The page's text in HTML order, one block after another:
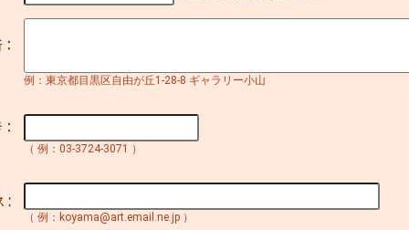
例：東京都目黒区自由が丘1-28-8 ギャラリー小山
（ 例：03-3724-3071 ）
（ 例：koyama@art.email.ne.jp ）